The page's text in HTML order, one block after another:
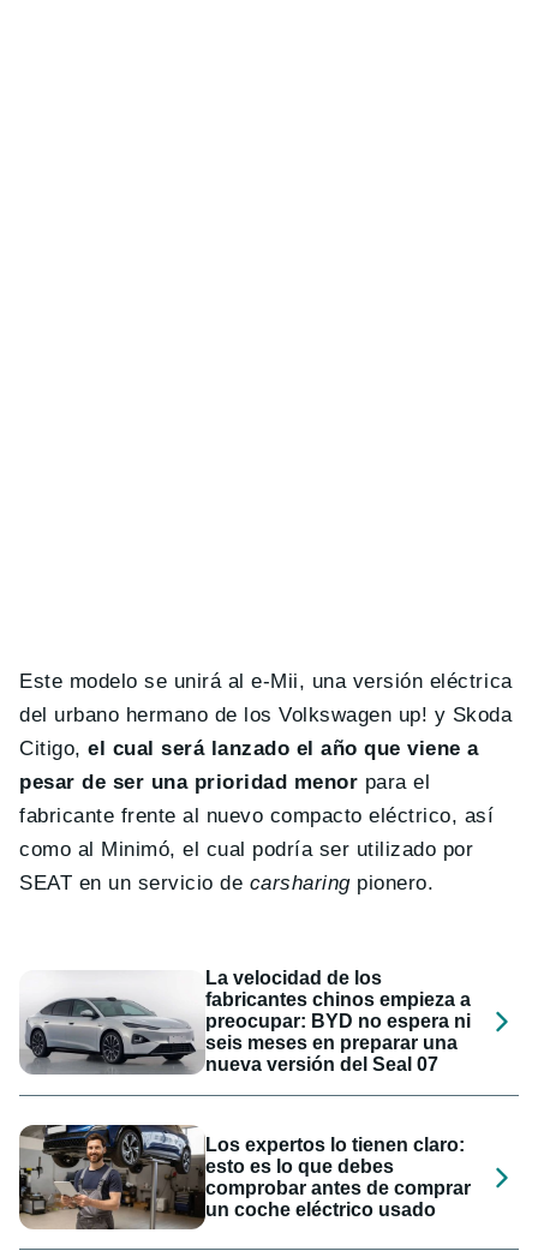
Este modelo se unirá al e-Mii, una versión eléctrica
del urbano hermano de los Volkswagen up! y Skoda
Citigo,el cual será lanzado el año que viene a
pesar de ser una prioridad menor para el
fabricante frente al nuevo compacto eléctrico, así
como al Minimó, el cual podría ser utilizado por
SEAT en un servicio de carsharingpionero.
La velocidad de los
fabricantes chinos empieza a
preocupar: BYD no espera ni
seis meses en preparar una
nueva versión del Seal 07
Los expertos lo tienen claro:
esto es lo que debes
comprobar antes de comprar
un coche eléctrico usado